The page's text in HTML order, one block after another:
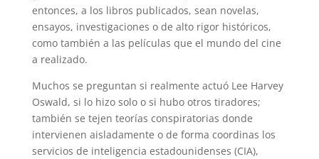
entonces, a los libros publicados, sean novelas,
ensayos, investigaciones o de alto rigor históricos,
como también a las películas que el mundo del cine
a realizado.
Muchos se preguntan si realmente actuó Lee Harvey
Oswald, si lo hizo solo o si hubo otros tiradores;
también se tejen teorías conspiratorias donde
intervienen aisladamente o de forma coordinas los
servicios de inteligencia estadounidenses (CIA),